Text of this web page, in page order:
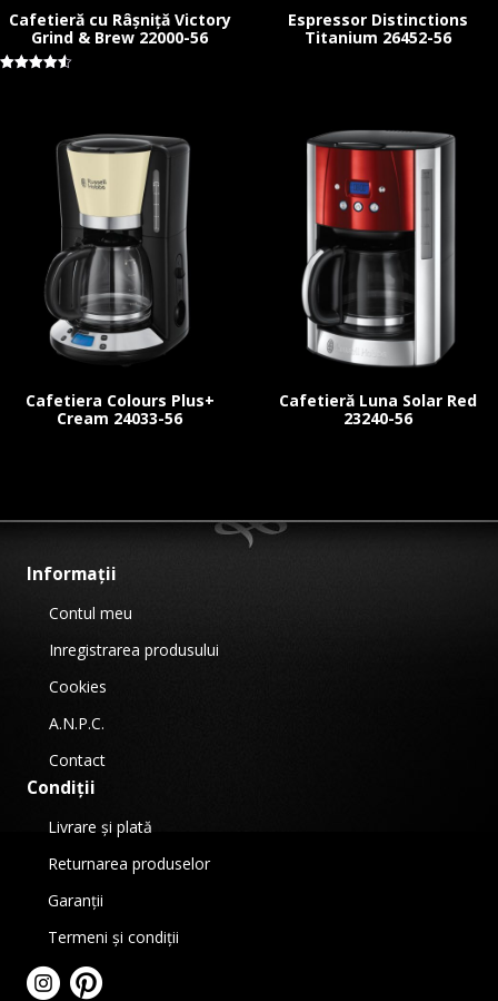
Cafetieră cu Râșniță Victory
Grind & Brew 22000-56
Espressor Distinctions
Titanium 26452-56
Cafetiera Colours Plus+
Cream 24033-56
Cafetieră Luna Solar Red
23240-56
Informații
Contul meu
Inregistrarea produsului
Cookies
A.N.P.C.
Contact
Condiții
Livrare și plată
Returnarea produselor
Garanții
Termeni și condiții